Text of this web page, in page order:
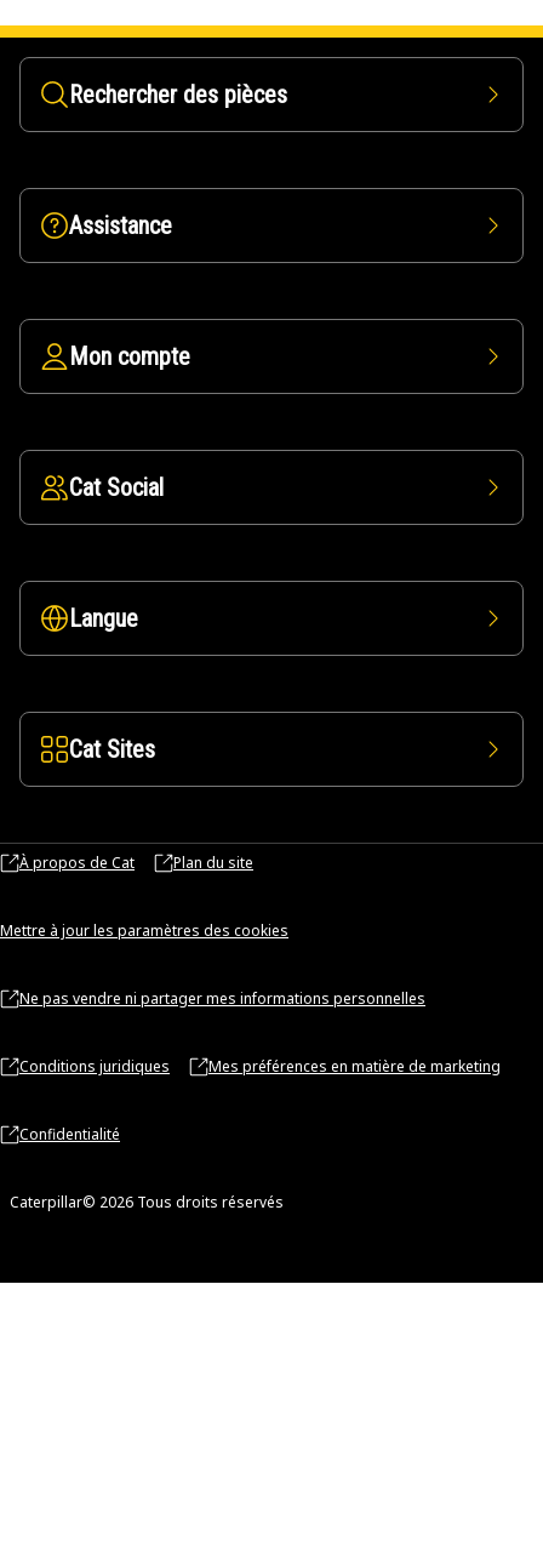
Rechercher des pièces
Assistance
Mon compte
Cat Social
Langue
Cat Sites
À propos de Cat Plan du site
Mettre à jour les paramètres des cookies
Ne pas vendre ni partager mes informations personnelles
Conditions juridiques Mes préférences en matière de marketing
Confidentialité
Caterpillar© 2026 Tous droits réservés